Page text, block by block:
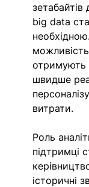
big data
можливість
отримують
швидше
витрати.
Роль
підтримці
історичні